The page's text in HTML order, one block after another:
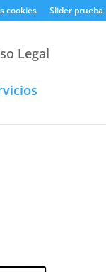
cookies Slider prueba
Legal